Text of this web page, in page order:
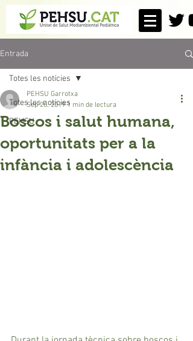
Entrada
Totes les notícies
PEHSU
Totes les notícies
Boscos i salut humana,
oportunitats per a la
infància i adolescència
PEHSU Garrotxa
Sep 26, 2019 1 min de lectura